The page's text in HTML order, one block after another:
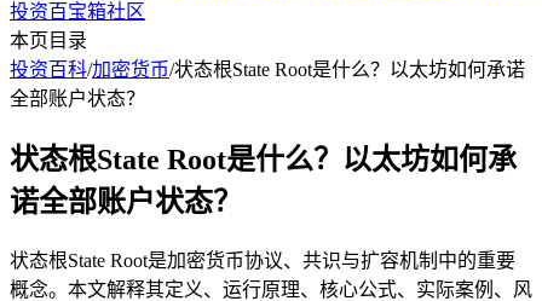
投资百宝箱社区
本页目录
投资百科/加密货币/状态根State Root是什么？以太坊如何承诺
全部账户状态？
状态根State Root是什么？以太坊如何承
诺全部账户状态？
状态根State Root是加密货币协议、共识与扩容机制中的重要
概念。本文解释其定义、运行原理、核心公式、实际案例、风